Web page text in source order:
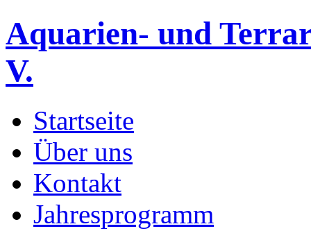
Aquarien- und
V.
Startseite
Über uns
Kontakt
Jahresprogramm